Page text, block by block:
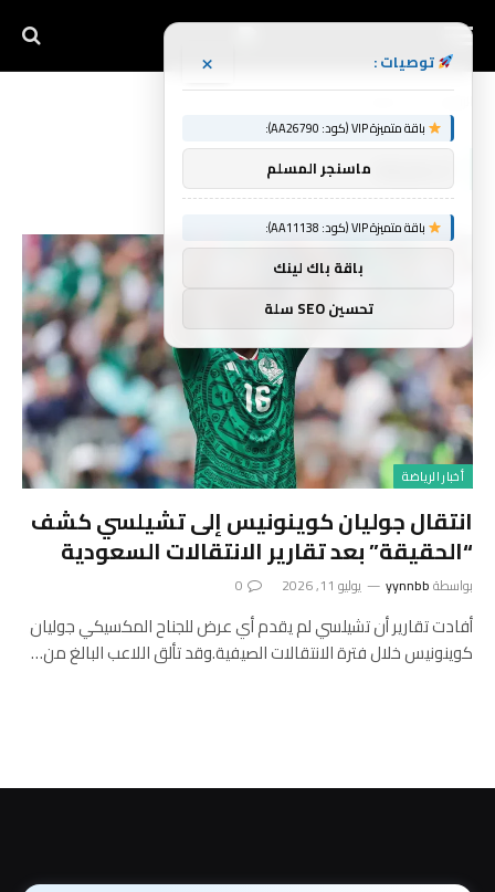
أخبار الرياضة
انتقال جوليان كوينونيس إلى تشيلسي كشف
“الحقيقة” بعد تقارير الانتقالات السعودية
بواسطةyynnbb يوليو 11, 2026 0
أفادت تقارير أن تشيلسي لم يقدم أي عرض للجناح المكسيكي جوليان
كوينونيس خلال فترة الانتقالات الصيفية.وقد تألق اللاعب البالغ من…
توصيات : ×
باقة متميزة VIP (كود: AA26790):
ماسنجر المسلم
باقة متميزة VIP (كود: AA11138):
باقة باك لينك
تحسين SEO سلة